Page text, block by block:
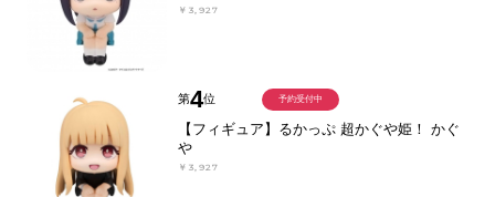
￥3,927
第4位
【フィギュア】るかっぷ 超かぐや姫！ かぐ
や
￥3,927
予約受付中